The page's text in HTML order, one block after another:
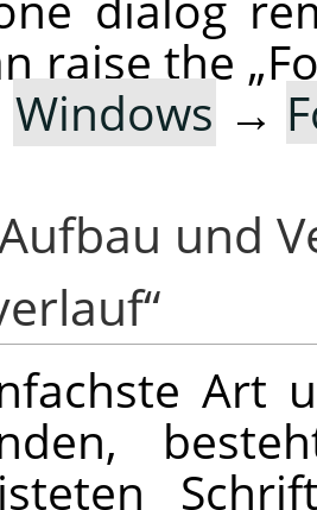
raise the „
Windows →
und
“
Art